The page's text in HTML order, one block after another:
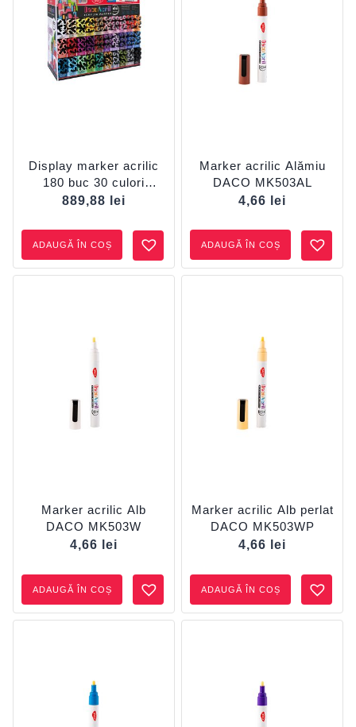
Display marker acrilic
180 buc 30 culori
MK5180
889,88 lei
ADAUGĂ ÎN COȘ
Marker acrilic Alămiu
DACO MK503AL
4,66
lei
ADAUGĂ ÎN COȘ
Marker acrilic Alb
DACO MK503W
4,66
lei
ADAUGĂ ÎN COȘ
Marker acrilic Alb perlat
DACO MK503WP
4,66
lei
ADAUGĂ ÎN COȘ